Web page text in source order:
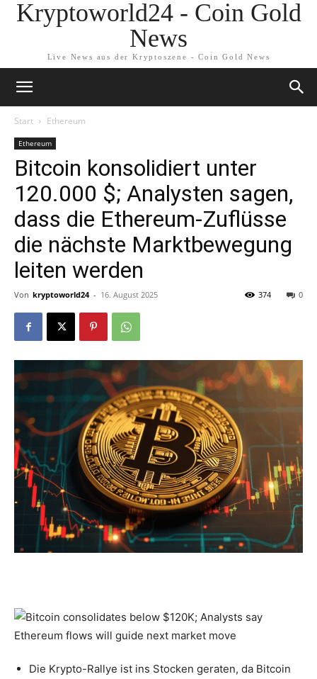
Kryptoworld24 - Coin Gold
News
Live News aus der Kryptoszene - Coin Gold News
Start Ethereum
Ethereum
Bitcoin konsolidiert unter
120.000 $; Analysten sagen,
dass die Ethereum-Zuflüsse
die nächste Marktbewegung
leiten werden
Von kryptoworld24 - 16. August 2025 0
374
Die Krypto-Rallye ist ins Stocken geraten, da Bitcoin